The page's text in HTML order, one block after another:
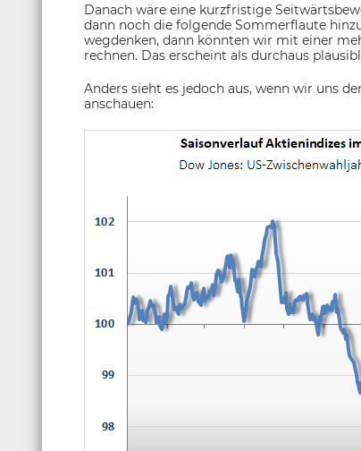
Danach wäre eine kurzfristige
dann noch die folgende Sommerflaute
wegdenken, dann könnten wir mit einer
rechnen. Das erscheint als durchaus
Anders sieht es jedoch aus, wenn wir uns
anschauen: